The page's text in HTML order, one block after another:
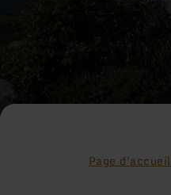
Page d'accueil